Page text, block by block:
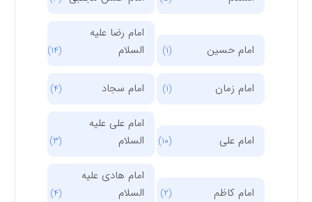
امام حسین
امام رضا علیه
السلام
امام زمان امام سجاد
امام علی
امام علی علیه
السلام
امام کاظم
امام هادی علیه
السلام